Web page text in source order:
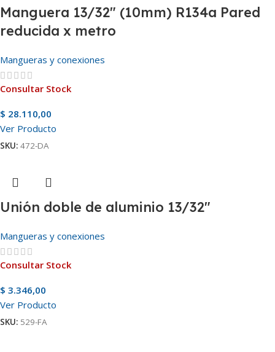
Manguera 13/32″ (10mm) R134a Pared
reducida x metro
Mangueras y conexiones
Consultar Stock
$ 28.110,00
Ver Producto
SKU: 472-DA
Unión doble de aluminio 13/32″
Mangueras y conexiones
Consultar Stock
$ 3.346,00
Ver Producto
SKU: 529-FA